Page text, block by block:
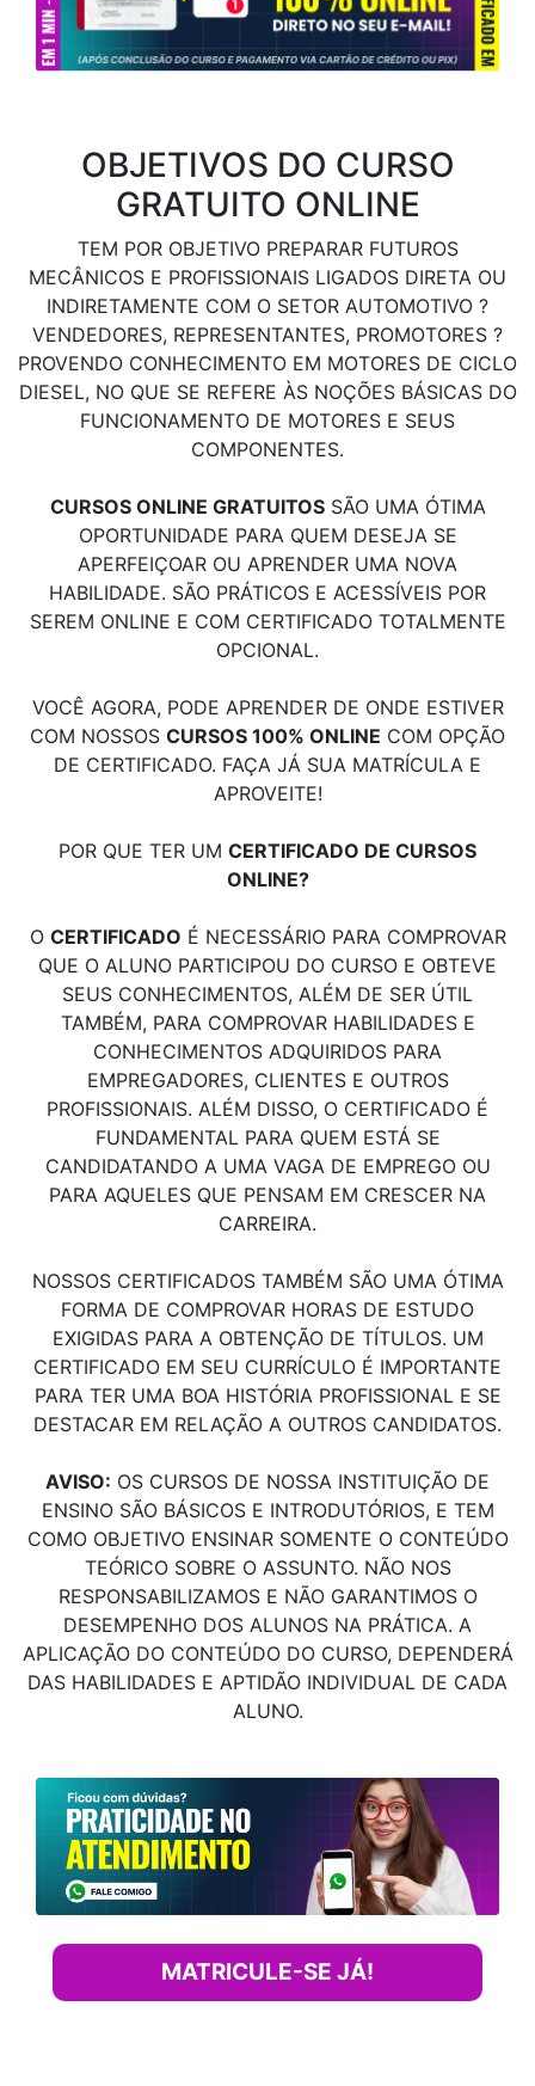
OBJETIVOS DO CURSO
GRATUITO ONLINE
TEM POR OBJETIVO PREPARAR FUTUROS
MECÂNICOS E PROFISSIONAIS LIGADOS DIRETA OU
INDIRETAMENTE COM O SETOR AUTOMOTIVO ?
VENDEDORES, REPRESENTANTES, PROMOTORES ?
PROVENDO CONHECIMENTO EM MOTORES DE CICLO
DIESEL, NO QUE SE REFERE ÀS NOÇÕES BÁSICAS DO
FUNCIONAMENTO DE MOTORES E SEUS
COMPONENTES.
CURSOS ONLINE GRATUITOSSÃO UMA ÓTIMA
OPORTUNIDADE PARA QUEM DESEJA SE
APERFEIÇOAR OU APRENDER UMA NOVA
HABILIDADE. SÃO PRÁTICOS E ACESSÍVEIS POR
SEREM ONLINE E COM CERTIFICADO TOTALMENTE
OPCIONAL.
VOCÊ AGORA, PODE APRENDER DE ONDE ESTIVER
COM NOSSOS CURSOS 100% ONLINE COM OPÇÃO
DE CERTIFICADO. FAÇA JÁ SUA MATRÍCULA E
APROVEITE!
POR QUE TER UM CERTIFICADO DE CURSOS
ONLINE?
O CERTIFICADO É NECESSÁRIO PARA COMPROVAR
QUE O ALUNO PARTICIPOU DO CURSO E OBTEVE
SEUS CONHECIMENTOS, ALÉM DE SER ÚTIL
TAMBÉM, PARA COMPROVAR HABILIDADES E
CONHECIMENTOS ADQUIRIDOS PARA
EMPREGADORES, CLIENTES E OUTROS
PROFISSIONAIS. ALÉM DISSO, O CERTIFICADO É
FUNDAMENTAL PARA QUEM ESTÁ SE
CANDIDATANDO A UMA VAGA DE EMPREGO OU
PARA AQUELES QUE PENSAM EM CRESCER NA
CARREIRA.
NOSSOS CERTIFICADOS TAMBÉM SÃO UMA ÓTIMA
FORMA DE COMPROVAR HORAS DE ESTUDO
EXIGIDAS PARA A OBTENÇÃO DE TÍTULOS. UM
CERTIFICADO EM SEU CURRÍCULO É IMPORTANTE
PARA TER UMA BOA HISTÓRIA PROFISSIONAL E SE
DESTACAR EM RELAÇÃO A OUTROS CANDIDATOS.
AVISO: OS CURSOS DE NOSSA INSTITUIÇÃO DE
ENSINO SÃO BÁSICOS E INTRODUTÓRIOS, E TEM
COMO OBJETIVO ENSINAR SOMENTE O CONTEÚDO
TEÓRICO SOBRE O ASSUNTO. NÃO NOS
RESPONSABILIZAMOS E NÃO GARANTIMOS O
DESEMPENHO DOS ALUNOS NA PRÁTICA. A
APLICAÇÃO DO CONTEÚDO DO CURSO, DEPENDERÁ
DAS HABILIDADES E APTIDÃO INDIVIDUAL DE CADA
ALUNO.
MATRICULE-SE JÁ!